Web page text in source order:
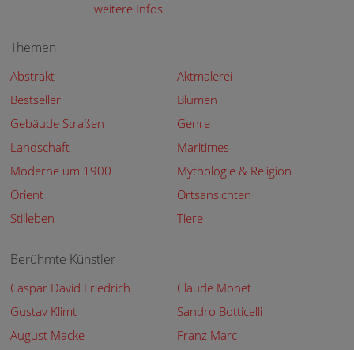
weitere Infos
Themen
Abstrakt
Aktmalerei
Bestseller
Blumen
Gebäude Straßen
Genre
Landschaft
Maritimes
Moderne um 1900
Mythologie & Religion
Orient
Ortsansichten
Stilleben
Tiere
Berühmte Künstler
Caspar David Friedrich
Claude Monet
Gustav Klimt
Sandro Botticelli
August Macke
Franz Marc